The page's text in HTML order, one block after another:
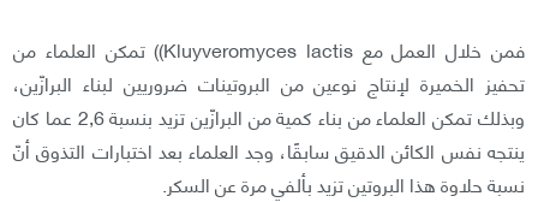
فمن خلال العمل مع Kluyveromyces lactis)) تمكن العلماء من
تحفيز الخميرة لإنتاج نوعين من البروتينات ضروريين لبناء البرازّين،
وبذلك تمكن العلماء من بناء كمية من البرازّين تزيد بنسبة 2,6 عما كان
ينتجه نفس الكائن الدقيق سابقًا، وجد العلماء بعد اختبارات التذوق أنّ
نسبة حلاوة هذا البروتين تزيد بألفي مرة عن السكر.